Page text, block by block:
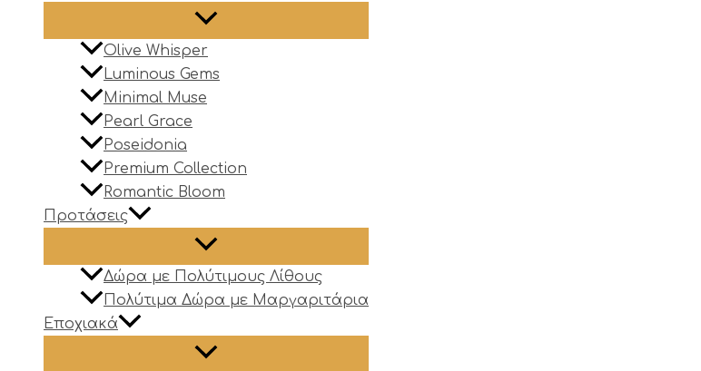
Olive Whisper
Luminous Gems
Minimal Muse
Pearl Grace
Poseidonia
Premium Collection
Romantic Bloom
Προτάσεις
Δώρα με Πολύτιμους Λίθους
Πολύτιμα Δώρα με Μαργαριτάρια
Εποχιακά